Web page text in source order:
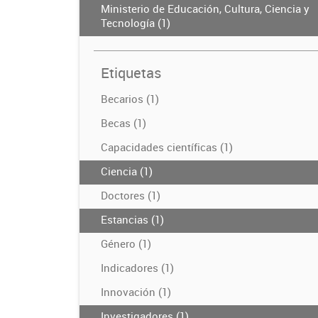
Ministerio de Educación, Cultura, Ciencia y
Tecnología (1)
Etiquetas
Becarios (1)
Becas (1)
Capacidades científicas (1)
Ciencia (1)
Doctores (1)
Estancias (1)
Género (1)
Indicadores (1)
Innovación (1)